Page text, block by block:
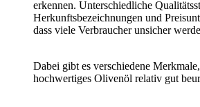
erkennen. Unterschiedliche
Herkunftsbezeichnungen und
dass viele Verbraucher unsicher
Dabei gibt es verschiedene
hochwertiges Olivenöl relativ gut